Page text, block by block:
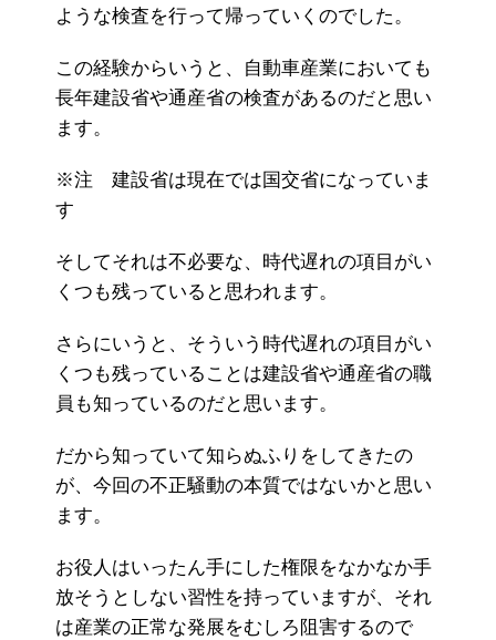
ような検査を行って帰っていくのでした。
この経験からいうと、自動車産業においても
長年建設省や通産省の検査があるのだと思い
ます。
※注 建設省は現在では国交省になっていま
す
そしてそれは不必要な、時代遅れの項目がい
くつも残っていると思われます。
さらにいうと、そういう時代遅れの項目がい
くつも残っていることは建設省や通産省の職
員も知っているのだと思います。
だから知っていて知らぬふりをしてきたの
が、今回の不正騒動の本質ではないかと思い
ます。
お役人はいったん手にした権限をなかなか手
放そうとしない習性を持っていますが、それ
は産業の正常な発展をむしろ阻害するので